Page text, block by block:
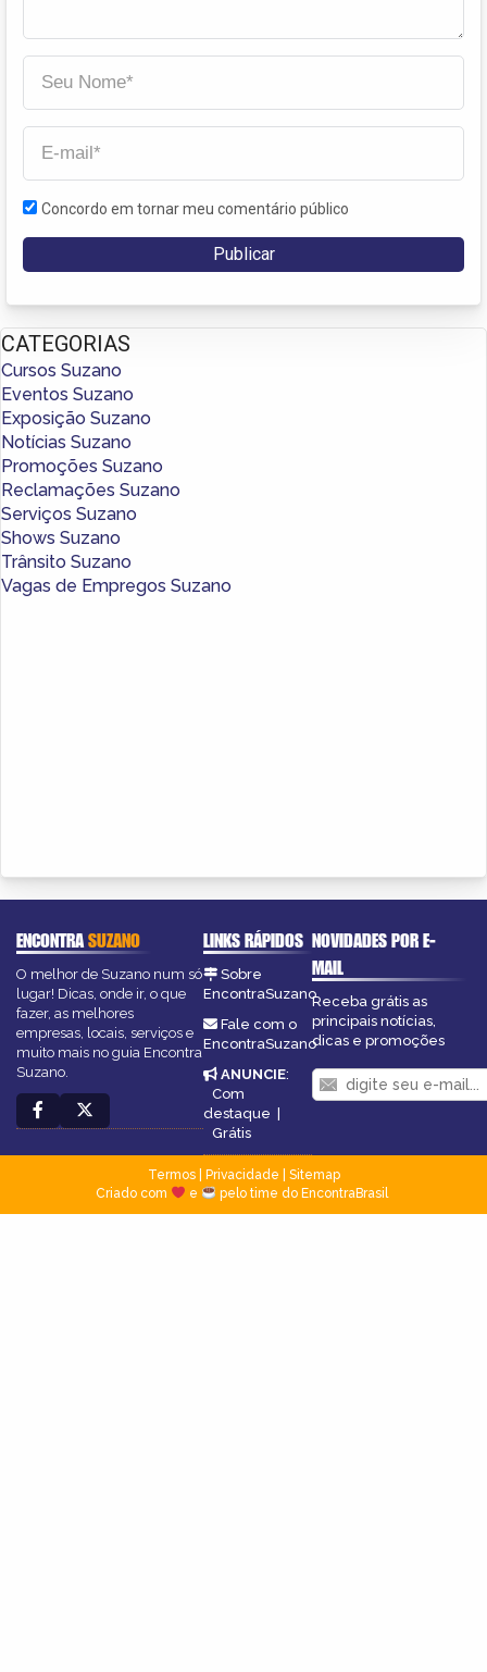
Concordo em tornar meu comentário público
CATEGORIAS
Cursos Suzano
Eventos Suzano
Exposição Suzano
Notícias Suzano
Promoções Suzano
Reclamações Suzano
Serviços Suzano
Shows Suzano
Trânsito Suzano
Vagas de Empregos Suzano
ENCONTRASUZANO
O melhor de Suzano num só
lugar! Dicas, onde ir, o que
fazer, as melhores
empresas, locais, serviços e
muito mais no guia Encontra
Suzano.
LINKS RÁPIDOS
Sobre
EncontraSuzano
Fale com o
EncontraSuzano
ANUNCIE:
Com
destaque
Grátis
NOVIDADES POR E-
MAIL
Receba grátis as
principais notícias,
dicas e promoções
Termos| Privacidade
Sitemap
Criado com
e pelo time do EncontraBrasil